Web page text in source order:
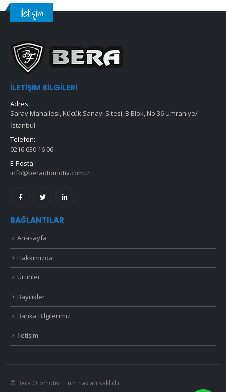
İletişim
İLETIŞIM BILGILERI
Adres:
Saray Mahallesi, Küçük Sanayi Sitesi, B Blok, No:36 Ümraniye/
İstanbul
Telefon:
0216 630 16 06
E-Posta:
info@beraotomotiv.com.tr
BAĞLANTILAR
Anasayfa
Hakkımızda
Ürünler
Bayilikler
Banka Bilgilerimiz
İletişim
© Bera Otomotiv . Tüm hakları saklıdır.